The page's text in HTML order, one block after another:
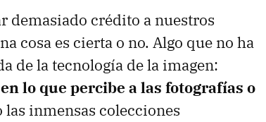
demasiado crédito a nuestros
cosa es cierta o no. Algo que no ha
de la tecnología de la imagen:
lo que percibe a las fotografías o
inmensas colecciones